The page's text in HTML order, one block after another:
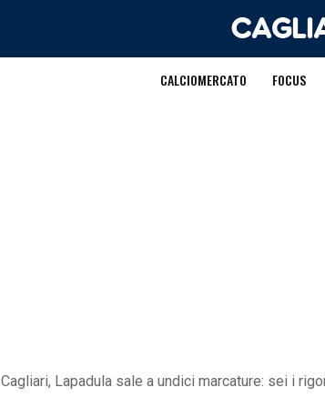
CALCIOMERCATO FOCUS
Cagliari, Lapadula sale a undici marcature: sei i